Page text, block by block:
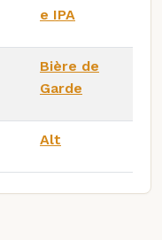
e IPA
Bière de
Garde
Alt